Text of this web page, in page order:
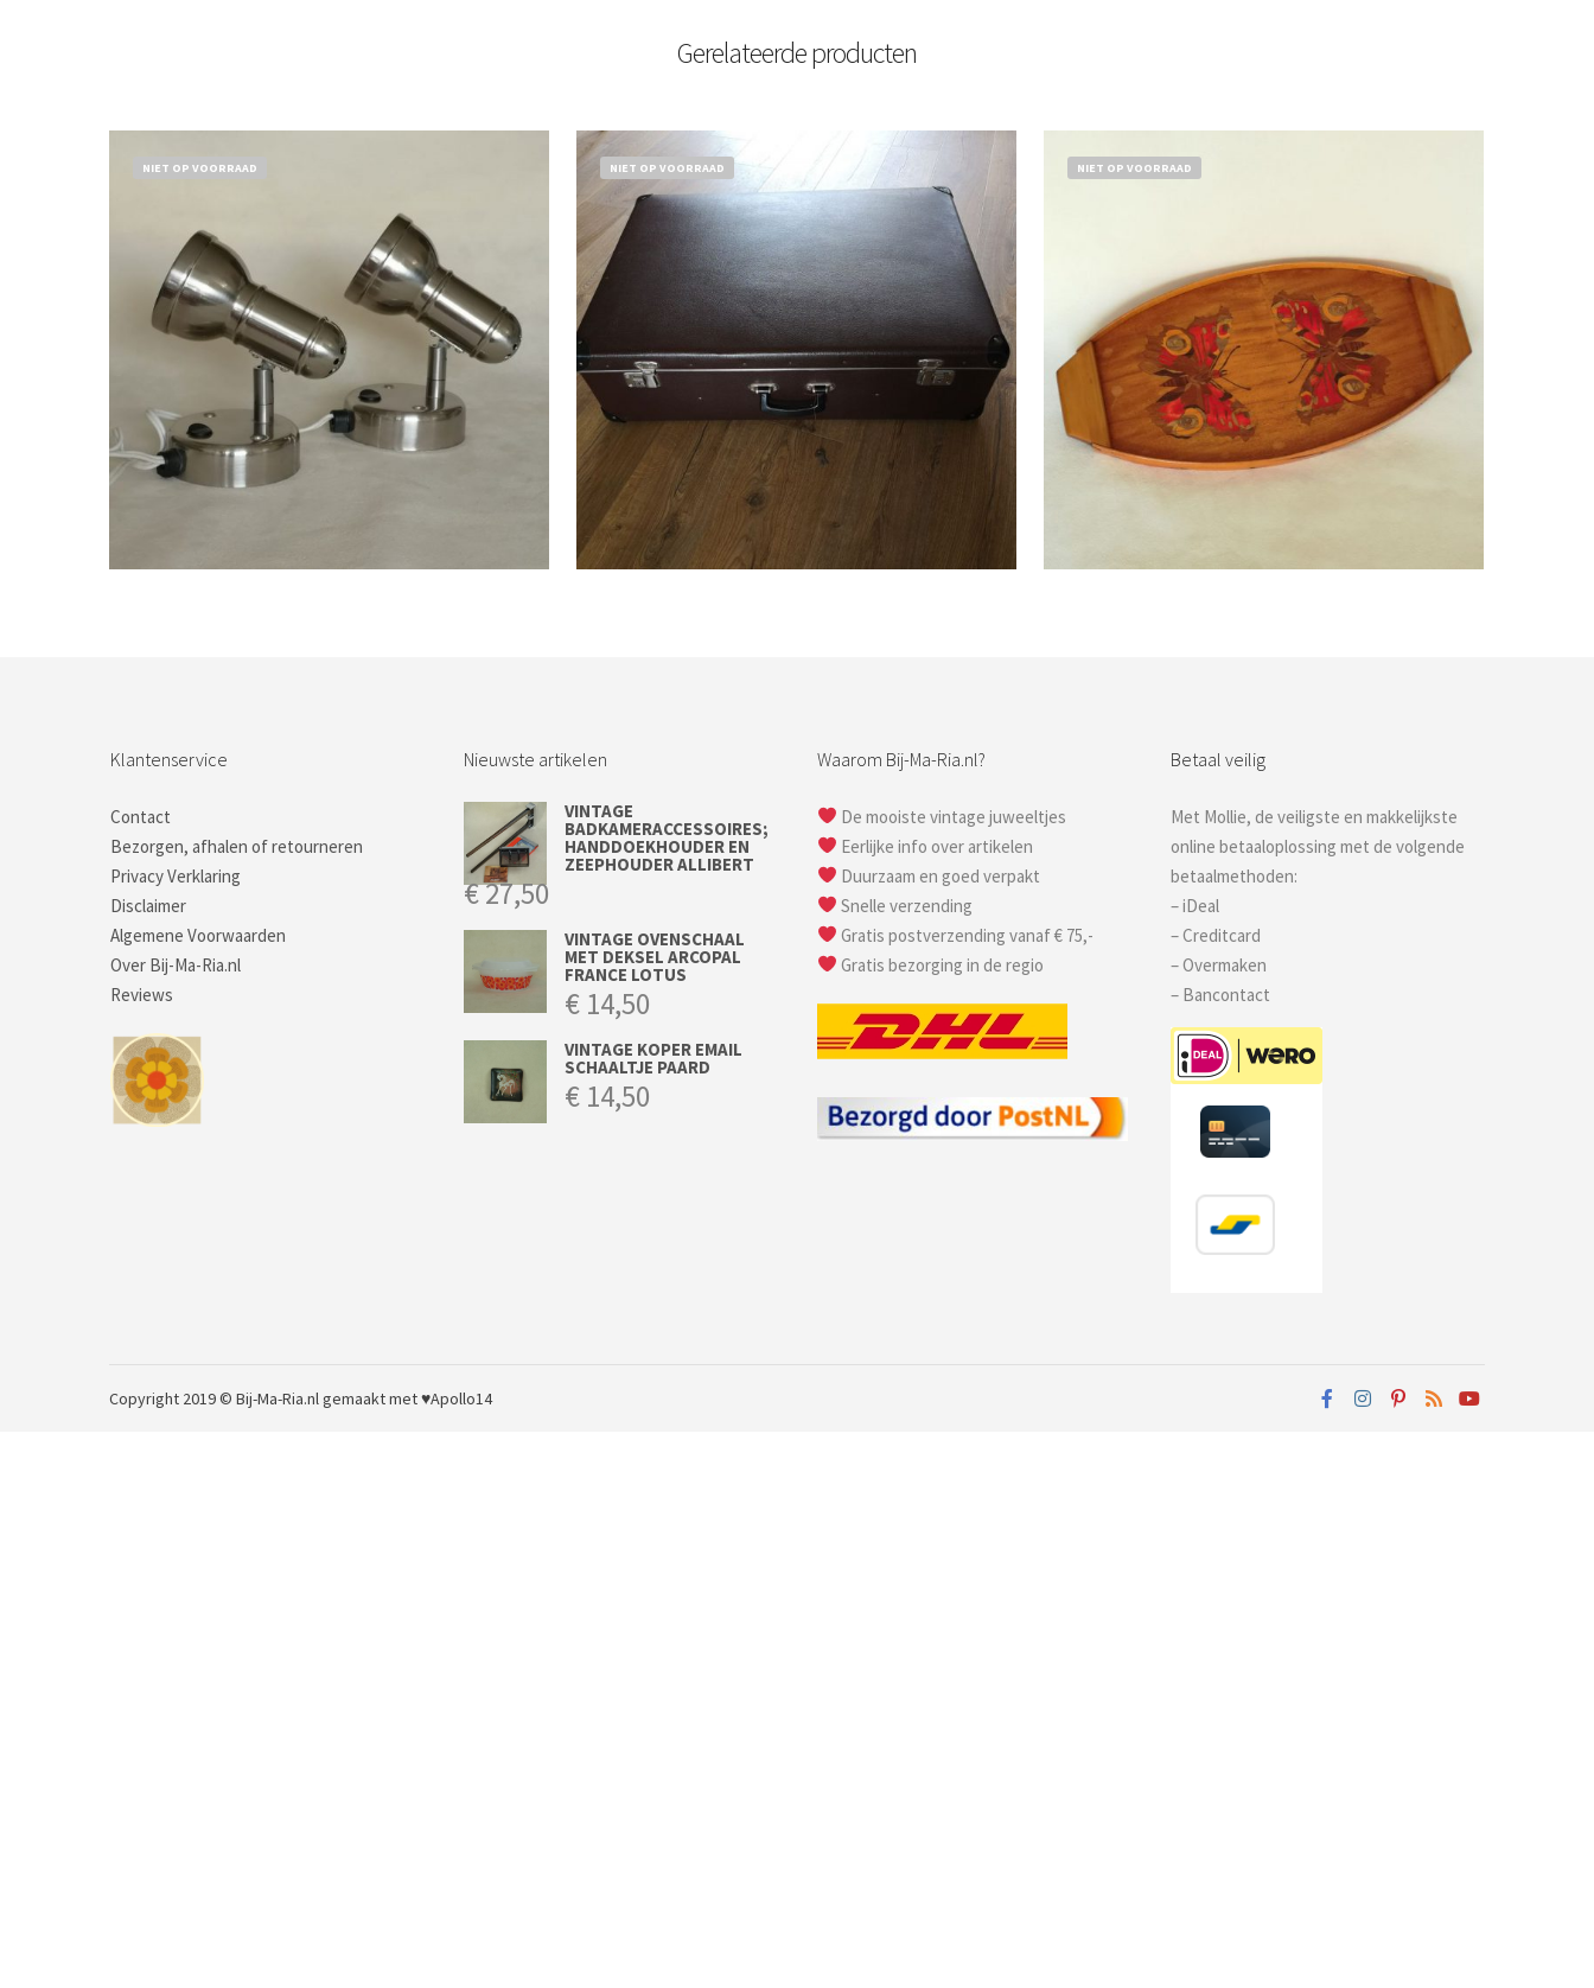
Gerelateerde producten
NIET OP VOORRAAD NIET OP VOORRAAD
€32,50
NIET OP VOORRAAD
Klantenservice
Contact
Bezorgen, afhalen of retourneren
Privacy Verklaring
Disclaimer
Algemene Voorwaarden
Over Bij-Ma-Ria.nl
Reviews
Nieuwste artikelen
VINTAGE
BADKAMERACCESSOIRES;
HANDDOEKHOUDER EN
ZEEPHOUDER ALLIBERT
€27,50
VINTAGE OVENSCHAAL
MET DEKSEL ARCOPAL
FRANCE LOTUS
€ 14,50
VINTAGE KOPER EMAIL
SCHAALTJE PAARD
€ 14,50
Waarom Bij-Ma-Ria.nl?
De mooiste vintage juweeltjes
Eerlijke info over artikelen
Duurzaam en goed verpakt
Snelle verzending
Gratis postverzending vanaf € 75,-
Gratis bezorging in de regio
Betaal veilig
Met Mollie, de veiligste en makkelijkste
online betaaloplossing met de volgende
betaalmethoden:
– iDeal
– Creditcard
– Overmaken
– Bancontact
Copyright 2019 © Bij-Ma-Ria.nlgemaakt met ♥Apollo14